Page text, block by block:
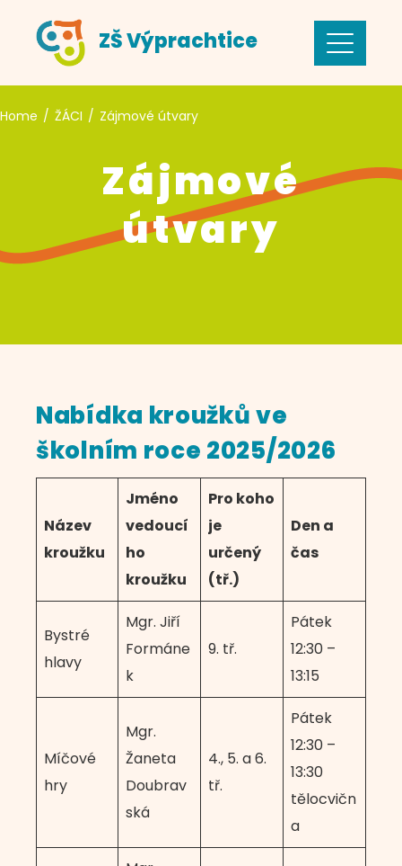
content
ZŠ Výprachtice
Zájmové
útvary
Home ŽÁCI Zájmové útvary
Nabídka kroužků ve
školním roce 2025/2026
Název
kroužku
Jméno
vedoucí
ho
kroužku
Pro koho
je
určený
(tř.)
Den a
čas
Bystré
hlavy
Mgr. Jiří
Formáne
k
9. tř.
Pátek
12:30 –
13:15
Míčové
hry
Mgr.
Žaneta
Doubrav
ská
4., 5. a 6.
tř.
Pátek
12:30 –
13:30
tělocvičn
a